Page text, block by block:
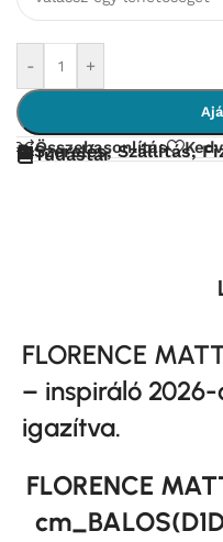
- +
Összehasonlítás
Szerelés, Szállítás,
Tudástár
FLORENCE
– inspiráló
igazítva.
FLORENCE